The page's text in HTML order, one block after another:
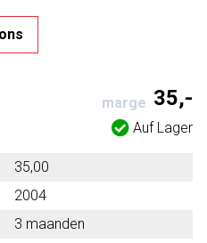
marge 35,-
Auf Lager
35,00
2004
3 maanden